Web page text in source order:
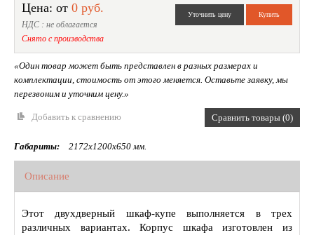
Цена: от 0 руб.
НДС : не облагается
Снято с производства
«Один товар может быть представлен в разных размерах и
комплектации, стоимость от этого меняется. Оставьте заявку, мы
перезвоним и уточним цену.»
Добавить к сравнению Сравнить товары (0)
Габариты: 2172х1200х650 мм.
Описание
Этот двухдверный шкаф-купе выполняется в трех
различных вариантах. Корпус шкафа изготовлен из